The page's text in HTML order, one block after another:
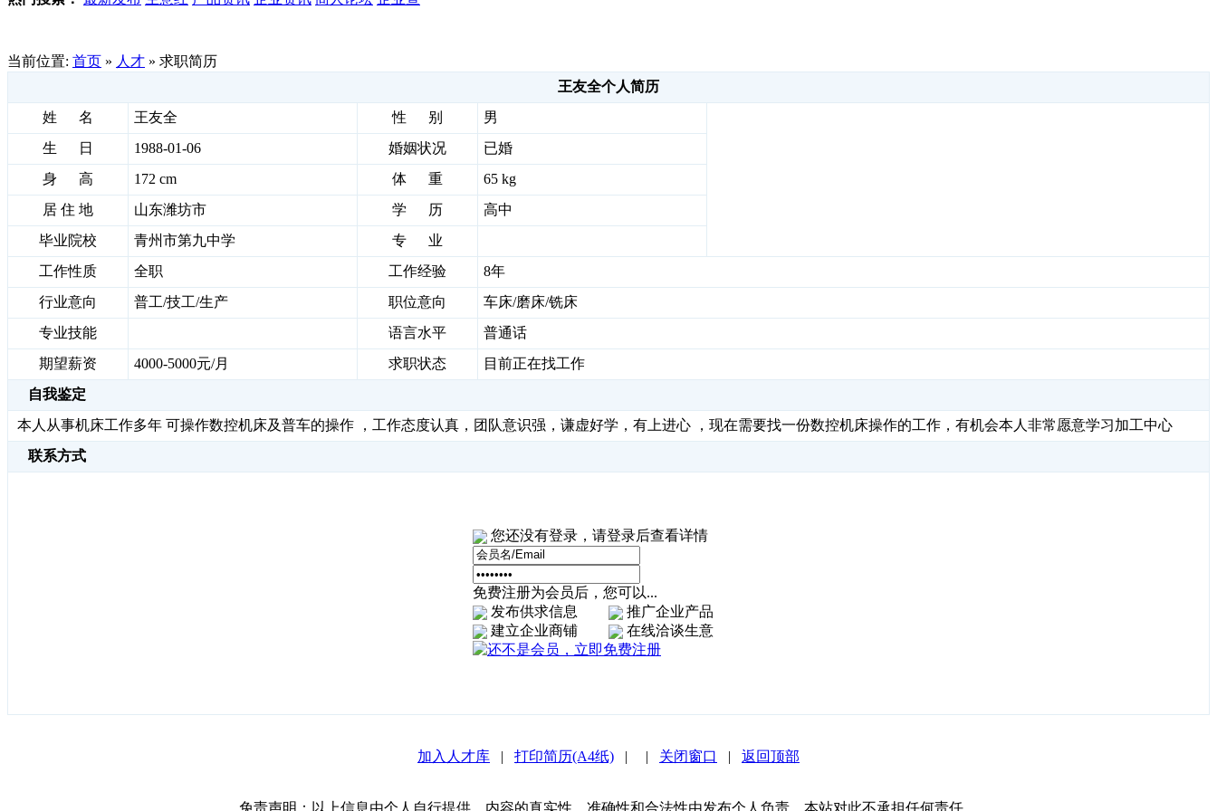
当前位置: 首页 » 人才 » 求职简历
王友全个人简历
姓 名
王友全 性 别
男
生 日
1988-01-06 婚姻状况
已婚
身 高
172 cm 体 重
65 kg
居 住 地
山东潍坊市 学 历
高中
毕业院校
青州市第九中学
专 业
工作性质
全职 工作经验
8年
行业意向
普工/技工/生产 职位意向
车床/磨床/铣床
专业技能
语言水平
普通话
期望薪资
4000-5000元/月 求职状态
目前正在找工作
自我鉴定
本人从事机床工作多年 可操作数控机床及普车的操作 ，工作态度认真，团队意识强，谦虚好学，有上进心 ，现在需要找一份数控机床操作的工作，有机会本人非常愿意学习加工中心
联系方式
您还没有登录，请登录后查看详情
免费注册为会员后，您可以...
发布供求信息
推广企业产品
建立企业商铺
在线洽谈生意
加入人才库 | 打印简历(A4纸) | | 关闭窗口 | 返回顶部
免责声明：以上信息由个人自行提供，内容的真实性、准确性和合法性由发布个人负责，本站对此不承担任何责任。